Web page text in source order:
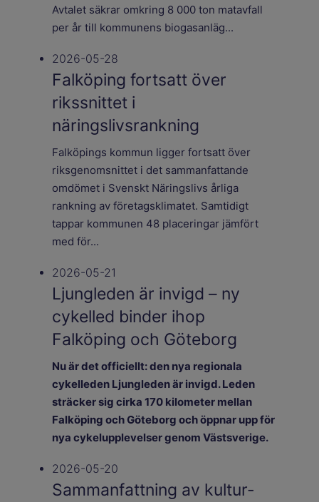
Avtalet säkrar omkring 8 000 ton matavfall
per år till kommunens biogasanläg...
2026-05-28
Falköping fortsatt över
rikssnittet i
näringslivsrankning
Falköpings kommun ligger fortsatt över
riksgenomsnittet i det sammanfattande
omdömet i Svenskt Näringslivs årliga
rankning av företagsklimatet. Samtidigt
tappar kommunen 48 placeringar jämfört
med för...
2026-05-21
Ljungleden är invigd – ny
cykelled binder ihop
Falköping och Göteborg
Nu är det officiellt: den nya regionala
cykelleden Ljungleden är invigd. Leden
sträcker sig cirka 170 kilometer mellan
Falköping och Göteborg och öppnar upp för
nya cykelupplevelser genom Västsverige.
2026-05-20
Sammanfattning av kultur-